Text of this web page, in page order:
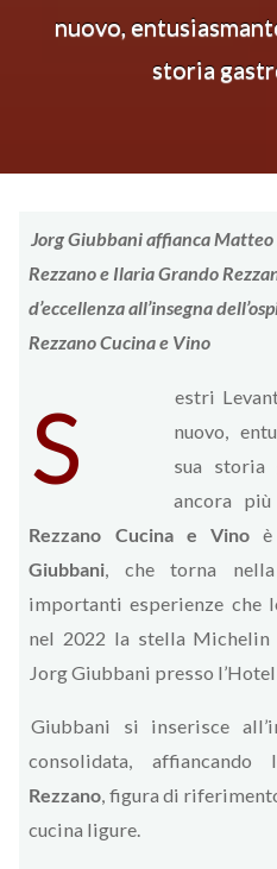
nuovo,
storia
Jorg Giubbani affianca Matteo
Rezzano e Ilaria Grando
d’eccellenza all’insegna
Rezzano Cucina e Vino
S
estri
nuovo,
sua storia
ancora
Rezzano Cucina e Vino
Giubbani, che torna
importanti esperienze che
nel 2022 la stella
Jorg Giubbani presso
Giubbani si inserisce
consolidata,
Rezzano, figura di
cucina ligure.